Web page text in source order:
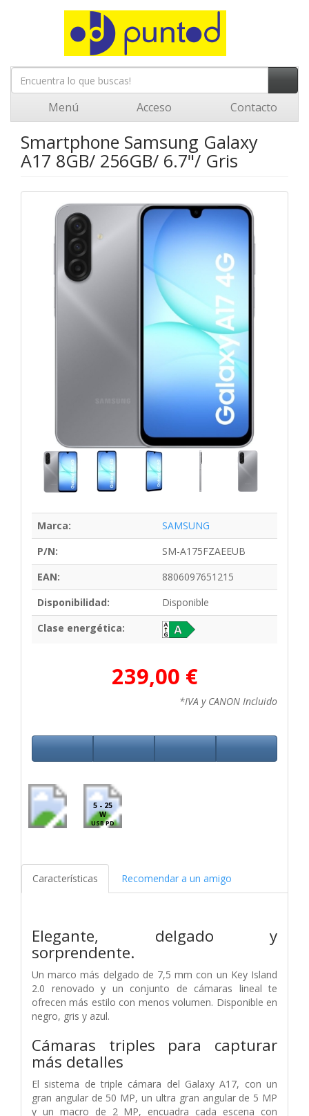
Menú Acceso Contacto
Smartphone Samsung Galaxy
A17 8GB/ 256GB/ 6.7"/ Gris
Marca:
SAMSUNG
P/N:
SM-A175FZAEEUB
EAN:
8806097651215
Disponibilidad:
Disponible
Clase energética:
239,00 €
*IVA y CANON Incluido
5 - 25
W
USB PD
Características Recomendar a un amigo
Elegante, delgado y
sorprendente.
Un marco más delgado de 7,5 mm con un Key Island
2.0 renovado y un conjunto de cámaras lineal te
ofrecen más estilo con menos volumen. Disponible en
negro, gris y azul.
Cámaras triples para capturar
más detalles
El sistema de triple cámara del Galaxy A17, con un
gran angular de 50 MP, un ultra gran angular de 5 MP
y un macro de 2 MP, encuadra cada escena con